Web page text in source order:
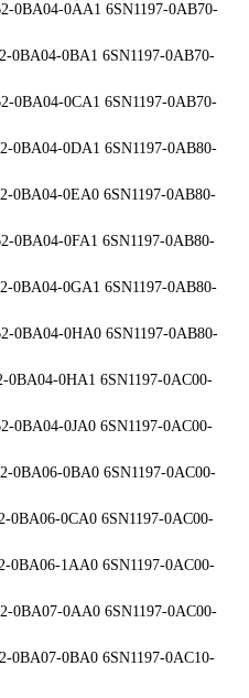
0BA04-0AA1 6SN1197-0AB70-
0BA1 6SN1197-0AB70-
0CA1 6SN1197-0AB70-
0DA1 6SN1197-0AB80-
0EA0 6SN1197-0AB80-
0FA1 6SN1197-0AB80-
0GA1 6SN1197-0AB80-
0HA0 6SN1197-0AB80-
0HA1 6SN1197-0AC00-
0JA0 6SN1197-0AC00-
0BA0 6SN1197-0AC00-
0CA0 6SN1197-0AC00-
1AA0 6SN1197-0AC00-
0AA0 6SN1197-0AC00-
0BA0 6SN1197-0AC10-